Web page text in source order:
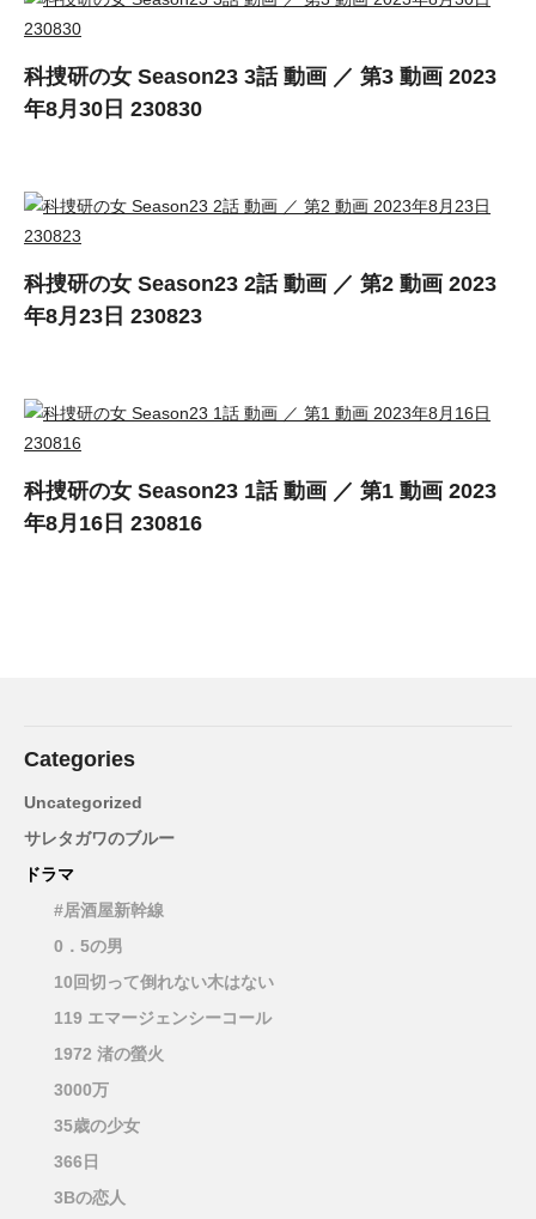
科捜研の女 Season23 3話 動画 ／ 第3 動画 2023
年8月30日 230830
科捜研の女 Season23 2話 動画 ／ 第2 動画 2023
年8月23日 230823
科捜研の女 Season23 1話 動画 ／ 第1 動画 2023
年8月16日 230816
Categories
Uncategorized
サレタガワのブルー
ドラマ
#居酒屋新幹線
0．5の男
10回切って倒れない木はない
119 エマージェンシーコール
1972 渚の螢火
3000万
35歳の少女
366日
3Bの恋人